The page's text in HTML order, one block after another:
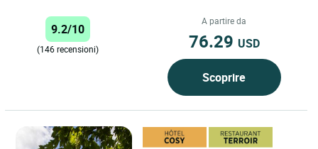
dell'incantevole...
9.2/10
(146 recensioni)
A partire da
76.29 USD
Scoprire